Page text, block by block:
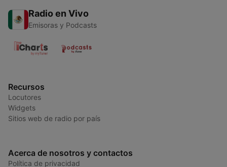
Radio en Vivo
Emisoras y Podcasts
Recursos
Locutores
Widgets
Sitios web de radio por país
Acerca de nosotros y contactos
Política de privacidad